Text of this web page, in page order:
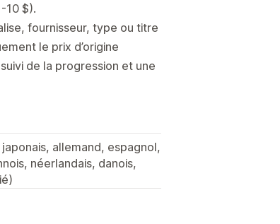
10 $).
fournisseur, type ou titre
le prix d’origine
de la progression et une
allemand, espagnol,
néerlandais, danois,